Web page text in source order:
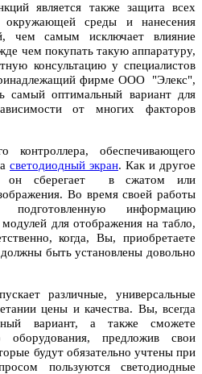
является также защита всех
окружающей среды и нанесения
чем самым исключает влияние
чем покупать такую аппаратуру,
консультацию у специалистов
фирме ООО "Элекс",
самый оптимальный вариант для
от многих факторов
контроллера, обеспечивающего
светодиодный экран. Как и другое
он сберегает в сжатом или
Во время своей работы
информацию
для отображения на табло,
когда, Вы, приобретаете
быть установлены довольно
различные, универсальные
цены и качества. Вы, всегда
вариант, а также сможете
оборудования, предложив свои
будут обязательно учтены при
пользуются светодиодные